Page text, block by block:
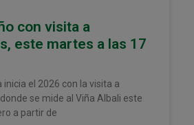
con visita a
este martes a las 17
inicia el 2026 con la visita a
se mide al Viña Albali este
a partir de